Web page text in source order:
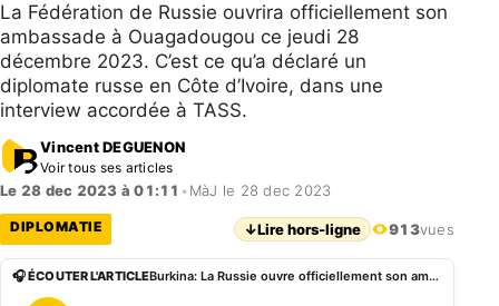
La Fédération de Russie ouvrira officiellement son
ambassade à Ouagadougou ce jeudi 28
décembre 2023. C’est ce qu’a déclaré un
diplomate russe en Côte d’Ivoire, dans une
interview accordée à TASS.
Vincent DEGUENON
Voir tous ses articles
Le 28 dec 2023 à 01:11 • MàJ le 28 dec 2023
DIPLOMATIE ↓Lire hors-ligne 913vues
🎧 ÉCOUTER L'ARTICLE Burkina: La Russie ouvre officiellement son ambassade à Ouagadougou